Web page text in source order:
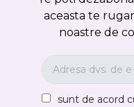
aceasta te
noastre de
sunt de acord